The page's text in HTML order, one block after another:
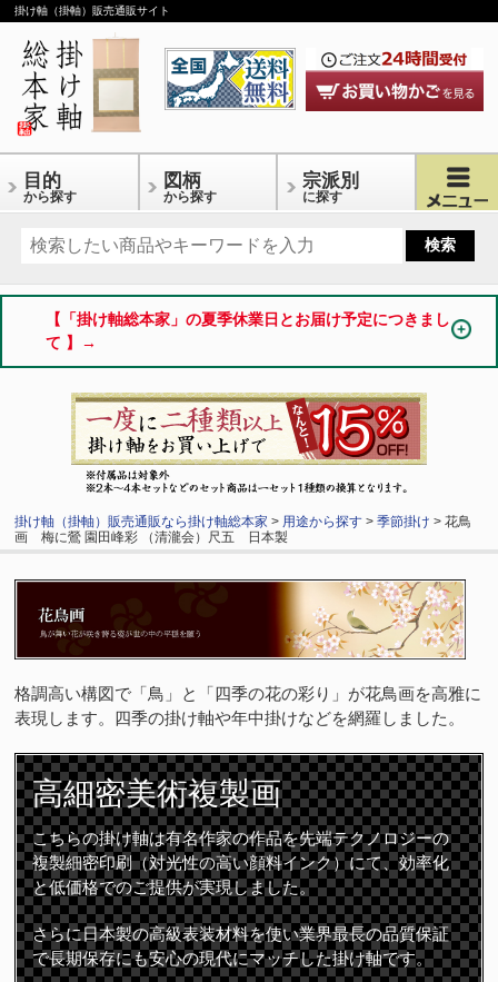
掛け軸（掛軸）販売通販サイト
目的
から探す
図柄
から探す
宗派別
に探す
【「掛け軸総本家」の夏季休業日とお届け予定につきまし
て 】→
掛け軸（掛軸）販売通販なら掛け軸総本家 > 用途から探す >季節掛け > 花鳥
画 梅に鶯 園田峰彩 （清瀧会）尺五 日本製
格調高い構図で「鳥」と「四季の花の彩り」が花鳥画を高雅に
表現します。四季の掛け軸や年中掛けなどを網羅しました。
高細密美術複製画
こちらの掛け軸は有名作家の作品を先端テクノロジーの
複製細密印刷（対光性の高い顔料インク）にて、効率化
と低価格でのご提供が実現しました。
さらに日本製の高級表装材料を使い業界最長の品質保証
で長期保存にも安心の現代にマッチした掛け軸です。